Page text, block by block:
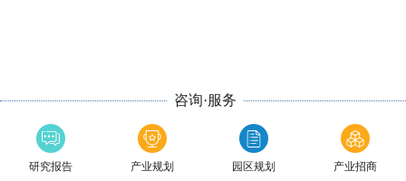
咨询·服务
研究报告 产业规划 园区规划 产业招商